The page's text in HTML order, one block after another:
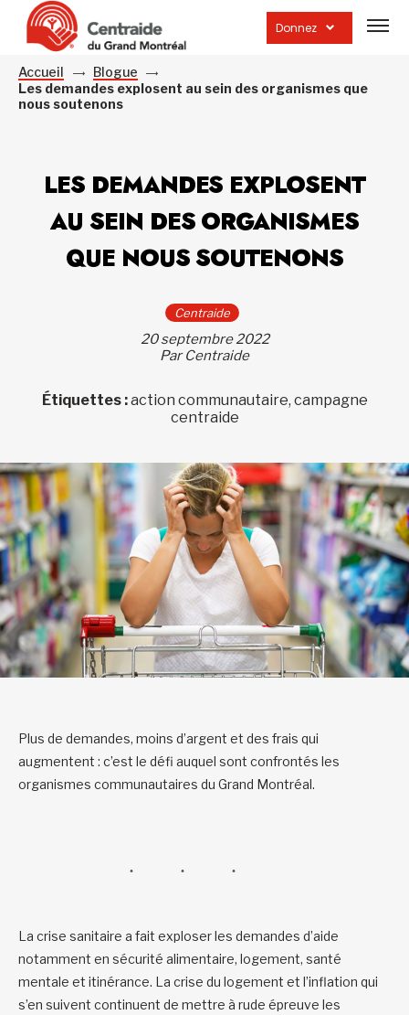
Donnez
la
Accueil
Blogue
Les demandes explosent au sein des organismes que
nous soutenons
LES DEMANDES EXPLOSENT
AU SEIN DES ORGANISMES
QUE NOUS SOUTENONS
Centraide
20 septembre 2022
Par Centraide
Étiquettes :action communautaire, campagne
centraide
Plus de demandes, moins d’argent et des frais qui
augmentent : c’est le défi auquel sont confrontés les
organismes communautaires du Grand Montréal.
La crise sanitaire a fait exploser les demandes d’aide
notamment en sécurité alimentaire, logement, santé
mentale et itinérance. La crise du logement et l’inflation qui
s’en suivent continuent de mettre à rude épreuve les